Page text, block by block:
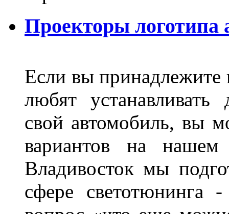
Проекторы логотипа
Если вы принадлежите
любят устанавливать
свой автомобиль, вы
вариантов на
Владивосток мы
сфере светотюнинга